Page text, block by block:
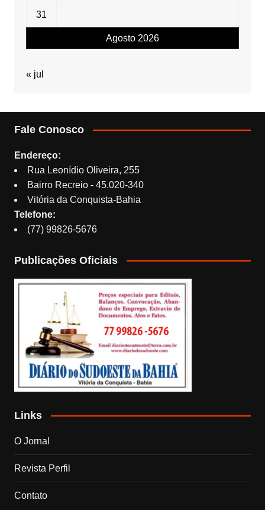
Agosto 2026
31
« jul
Fale Conosco
Endereço:
Rua Leonídio Oliveira, 255
Bairro Recreio - 45.020-340
Vitória da Conquista-Bahia
Telefone:
(77) 99826-5676
Publicações Oficiais
Links
O Jornal
Revista Perfil
Contato